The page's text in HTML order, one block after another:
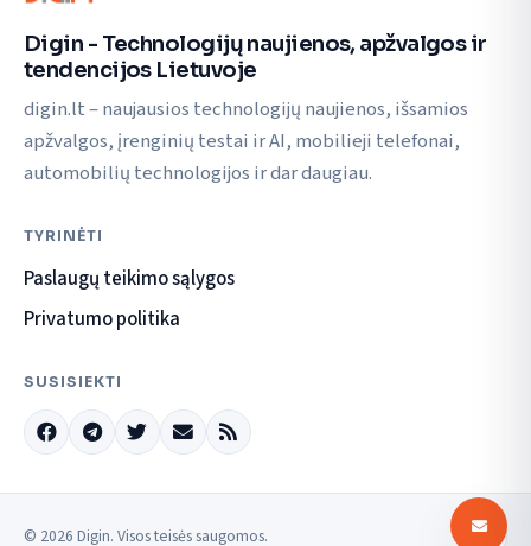
Digin - Technologijų naujienos, apžvalgos ir
tendencijos Lietuvoje
digin.lt – naujausios technologijų naujienos, išsamios
apžvalgos, įrenginių testai ir AI, mobilieji telefonai,
automobilių technologijos ir dar daugiau.
TYRINĖTI
Paslaugų teikimo sąlygos
Privatumo politika
SUSISIEKTI
© 2026 Digin. Visos teisės saugomos.